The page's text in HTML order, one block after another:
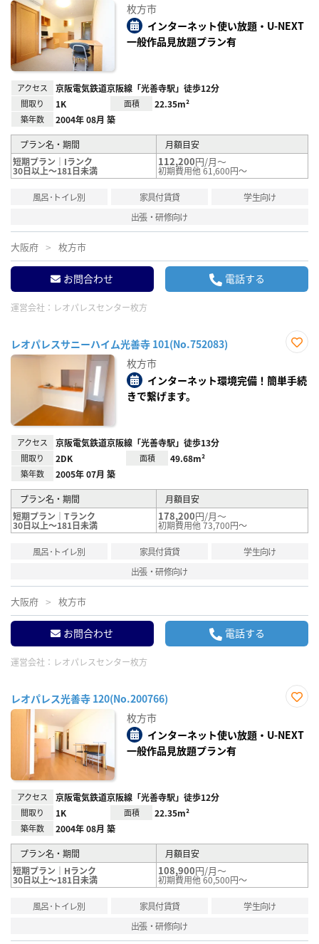
り登
録
枚方市
インターネット使い放題・U-NEXT
一般作品見放題プラン有
アクセス 京阪電気鉄道京阪線「光善寺駅」徒歩12分
間取り 1K 面積 22.35m²
築年数 2004年 08月 築
プラン名・期間
月額目安
短期プラン｜Iランク
30日以上～181日未満
112,200円/月～
初期費用他 61,600円～
風呂･トイレ別 家具付賃貸
学生向け
出張・研修向け
大阪府 枚方市
お問合わせ 電話する
運営会社： レオパレスセンター枚方
レオパレスサニーハイム光善寺 101(No.752083)
り登
録
枚方市
インターネット環境完備！簡単手続
きで繋げます。
アクセス 京阪電気鉄道京阪線「光善寺駅」徒歩13分
間取り 2DK 面積 49.68m²
築年数 2005年 07月 築
プラン名・期間
月額目安
短期プラン｜Tランク
30日以上～181日未満
178,200円/月～
初期費用他 73,700円～
風呂･トイレ別 家具付賃貸
学生向け
出張・研修向け
大阪府 枚方市
お問合わせ 電話する
運営会社： レオパレスセンター枚方
レオパレス光善寺 120(No.200766)
り登
録
枚方市
インターネット使い放題・U-NEXT
一般作品見放題プラン有
アクセス 京阪電気鉄道京阪線「光善寺駅」徒歩12分
間取り 1K 面積 22.35m²
築年数 2004年 08月 築
プラン名・期間
月額目安
短期プラン｜Hランク
30日以上～181日未満
108,900円/月～
初期費用他 60,500円～
風呂･トイレ別 家具付賃貸
学生向け
出張・研修向け